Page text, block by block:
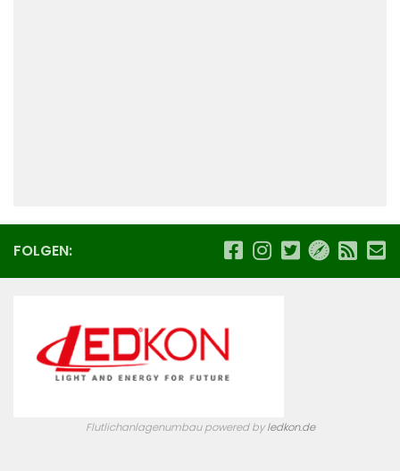
FOLGEN:
Flutlichanlagenumbau powered byledkon.de